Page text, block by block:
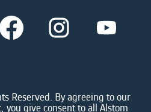
O
p
e
O
p
a
n
O
a
n
Reserved. By agreeing to our
you give consent to all Alstom